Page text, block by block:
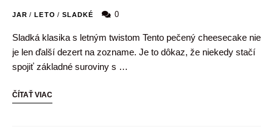
JAR / LETO / SLADKÉ 0
Sladká klasika s letným twistom Tento pečený cheesecake nie
je len ďalší dezert na zozname. Je to dôkaz, že niekedy stačí
spojiť základné suroviny s …
ČÍTAŤ VIAC